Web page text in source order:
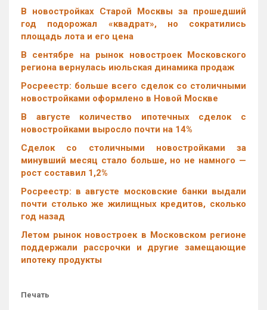
В новостройках Старой Москвы за прошедший
год подорожал «квадрат», но сократились
площадь лота и его цена
В сентябре на рынок новостроек Московского
региона вернулась июльская динамика продаж
Росреестр: больше всего сделок со столичными
новостройками оформлено в Новой Москве
В августе количество ипотечных сделок с
новостройками выросло почти на 14%
Cделок со столичными новостройками за
минувший месяц стало больше, но не намного —
рост составил 1,2%
Росреестр: в августе московские банки выдали
почти столько же жилищных кредитов, сколько
год назад
Летом рынок новостроек в Московском регионе
поддержали рассрочки и другие замещающие
ипотеку продукты
Печать